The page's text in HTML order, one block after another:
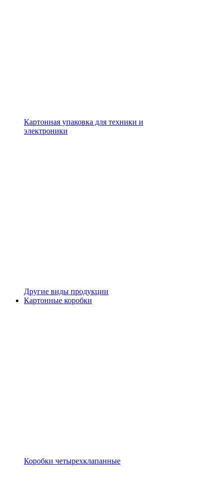
Картонная упаковка для техники и
электроники
Другие виды продукции
Картонные коробки
Коробки четырехклапанные